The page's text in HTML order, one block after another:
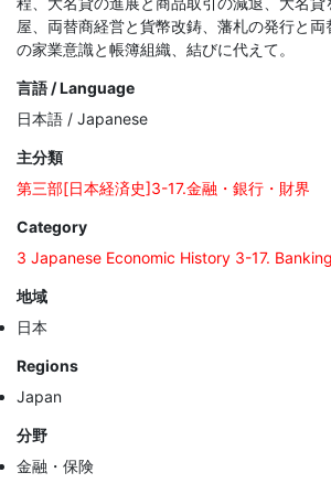
屋、両替商経営と貨幣改鋳、藩札の発行と
の家業意識と帳簿組織、結びに代えて。
言語 / Language
日本語 / Japanese
主分類
第三部[日本経済史]3-17.金融・銀行・財界
Category
3 Japanese Economic History 3-17.
地域
日本
Regions
Japan
分野
金融・保険